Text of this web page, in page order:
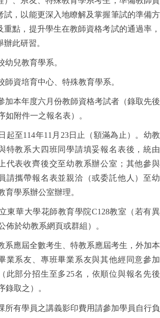
試，以能更深入地瞭解及掌握筆試的準備方
重點，提升學生在教師資格考試的通過率，
辦此研習。
幼兒教育學系。
師資培育中心、特殊教育學系。
加本年度六月份教師資格考試者（錄取先後
如附件一之報名表）。
起至114年11 月 23日止（額滿為止）。幼教
特教系大四班同學請填妥報名表後，統由
代表收齊後交至幼教系辦公室；其他參與
請攜帶報名表並親洽（或委託他人）至幼
育學系辦公室辦理。
東華大學花師教育學院C128教室（若有異
佈於幼教系網頁或群組）。
系應屆全數考生、特教系應屆考生 ， 外加本
業系友、專班畢業系友與其他經同意參加
此部分招生至多25名 ， 依順位與報名先後
錄取之）。
所有學員之講義影印費用請參加學員自行負